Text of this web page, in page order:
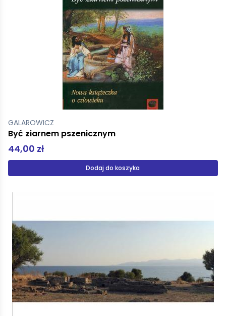
GALAROWICZ
Być ziarnem pszenicznym
44,00 zł
Dodaj do koszyka